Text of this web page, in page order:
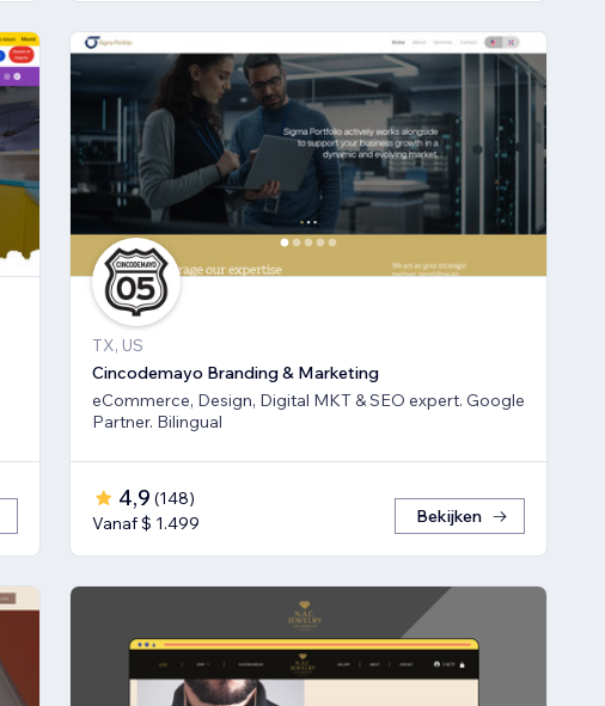
TX, US
Cincodemayo Branding & Marketing
eCommerce, Design, Digital MKT & SEO expert. Google
Partner. Bilingual
4,9 (148)
Vanaf $ 1.499
Bekijken